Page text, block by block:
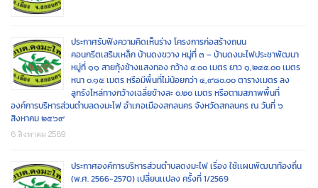
ประกาศรับฟังความคิดเห็นร่าง โครงการก่อสร้างถนน
คอนกรีตเสริมเหล็ก บ้านดงขวาง หมู่ที่ ๓ – บ้านดงมะไฟประชาพัฒนา
หมู่ที่ ๑๑ สายทุ้งช้างแสงทอง กว้าง ๔.๐๐ เมตร ยาว ๑,๒๔๕.๐๐ เมตร
หนา ๐.๑๕ เมตร หรือมีพื้นที่ไม่น้อยกว่า ๔,๙๘๐.๐๐ ตารางเมตร ลง
ลูกรังไหล่ทางกว้างเฉลี่ยข้างละ ๐.๒๐ เมตร หรือตามสภาพพื้นที่
องค์การบริหารส่วนตำบลดงมะไฟ อำเภอเมืองสกลนคร จังหวัดสกลนคร ณ วันที่ ๖
สิงหาคม ๒๕๖๙
6 สิงหาคม 2569
ประกาศองค์การบริหารส่วนตำบลดงมะไฟ เรื่อง ใช้เเผนพัฒนาท้องถิ่น
(พ.ศ. 2566-2570) เปลี่ยนเเปลง ครั้งที่ 1/2569